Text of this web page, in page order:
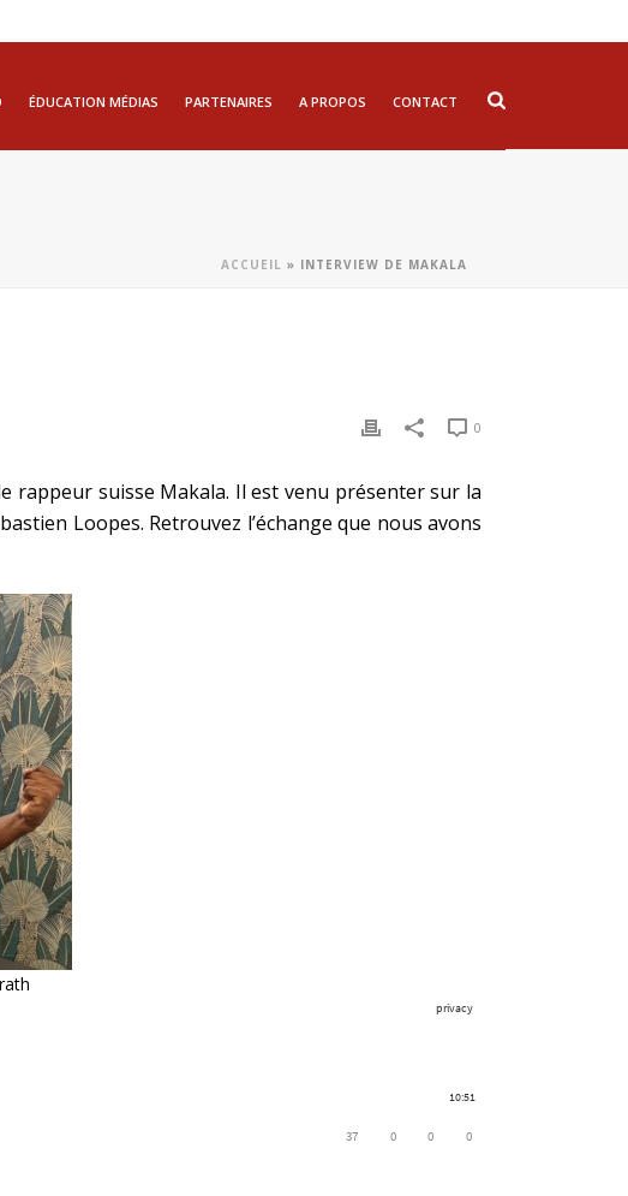
ÉDUCATION MÉDIAS PARTENAIRES A PROPOS CONTACT
ACCUEIL » INTERVIEW DE MAKALA
0
rappeur suisse Makala. Il est venu présenter sur la
Loopes. Retrouvez l’échange que nous avons